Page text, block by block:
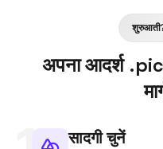
अपना आदर्श
सादगी चुनें